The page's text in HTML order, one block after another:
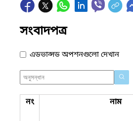
সংবাদপত্র
এডভান্সড অপশনগুলো দেখান
নং নাম